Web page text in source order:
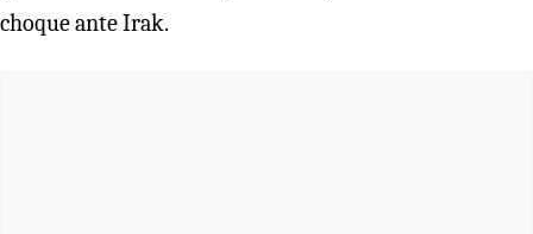
choque ante Irak.